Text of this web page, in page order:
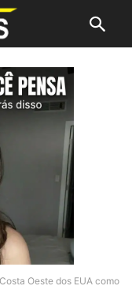
Oeste dos EUA como